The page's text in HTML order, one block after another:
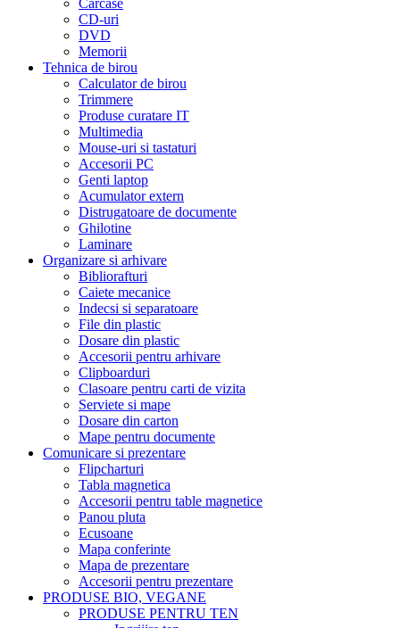
Carcase
CD-uri
DVD
Memorii
Tehnica de birou
Calculator de birou
Trimmere
Produse curatare IT
Multimedia
Mouse-uri si tastaturi
Accesorii PC
Genti laptop
Acumulator extern
Distrugatoare de documente
Ghilotine
Laminare
Organizare si arhivare
Bibliorafturi
Caiete mecanice
Indecsi si separatoare
File din plastic
Dosare din plastic
Accesorii pentru arhivare
Clipboarduri
Clasoare pentru carti de vizita
Serviete si mape
Dosare din carton
Mape pentru documente
Comunicare si prezentare
Flipcharturi
Tabla magnetica
Accesorii pentru table magnetice
Panou pluta
Ecusoane
Mapa conferinte
Mapa de prezentare
Accesorii pentru prezentare
PRODUSE BIO, VEGANE
PRODUSE PENTRU TEN